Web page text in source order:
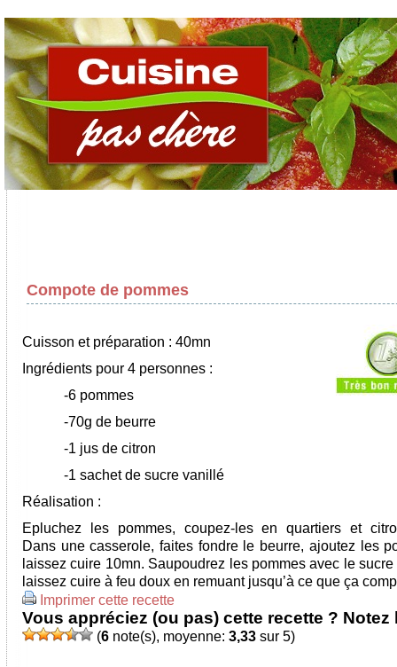
Compote de pommes
Cuisson et préparation : 40mn
Ingrédients pour 4 personnes :
-6 pommes
-70g de beurre
-1 jus de citron
-1 sachet de sucre vanillé
Réalisation :
Epluchez les pommes, coupez-les en quartiers et
Dans une casserole, faites fondre le beurre, ajoutez les
laissez cuire 10mn. Saupoudrez les pommes avec le
laissez cuire à feu doux en remuant jusqu’à ce que ça
Imprimer cette recette
Vous appréciez (ou pas) cette recette ? Notez
(6 note(s), moyenne: 3,33 sur 5)